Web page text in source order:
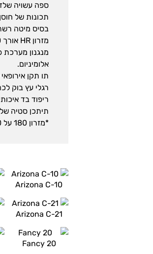
ספה עשויה
תכונות של
בסיס מיטה
מזרון HR אורך 200 ס”מ על עובי 18* ס”מ בגימור בד נמתח.
מנגנון מערכת
אלומיניום.
תו תקן
רגלי עץ בוק
ריפוד בד
תיתכן סטיה של +/- 5
*מזרון 180 על 200 עובי 16 ס"מ.
Arizona C-10
Arizona C-21
Fancy 20